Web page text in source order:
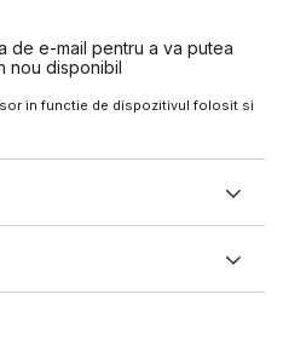
de e-mail pentru a va putea
nou disponibil
in functie de dispozitivul folosit si